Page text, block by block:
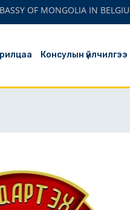
OF MONGOLIA IN
Консулын үйлчилгээ